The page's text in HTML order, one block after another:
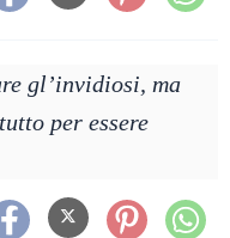
gl’invidiosi, ma
per essere